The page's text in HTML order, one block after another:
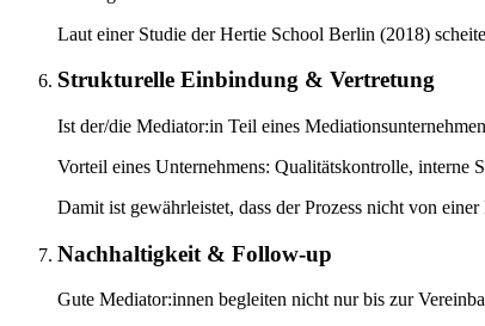
Laut einer Studie der Hertie School Berlin (2018)
Strukturelle Einbindung & Vertretung
Ist der/die Mediator:in Teil eines
Vorteil eines Unternehmens: Qualitätskontrolle, interne
Damit ist gewährleistet, dass der Prozess nicht von
Nachhaltigkeit & Follow-up
Gute Mediator:innen begleiten nicht nur bis zur